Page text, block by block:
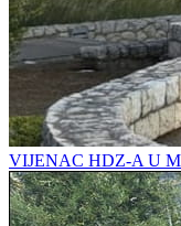
VIJENAC HDZ-A U